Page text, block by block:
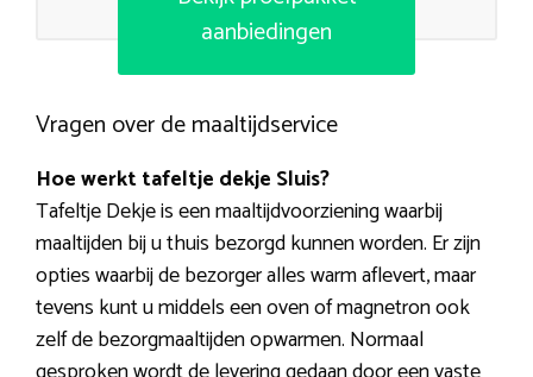
aanbiedingen
Vragen over de maaltijdservice
Hoe werkt tafeltje dekje Sluis?
Tafeltje Dekje is een maaltijdvoorziening waarbij
maaltijden bij u thuis bezorgd kunnen worden. Er zijn
opties waarbij de bezorger alles warm aflevert, maar
tevens kunt u middels een oven of magnetron ook
zelf de bezorgmaaltijden opwarmen. Normaal